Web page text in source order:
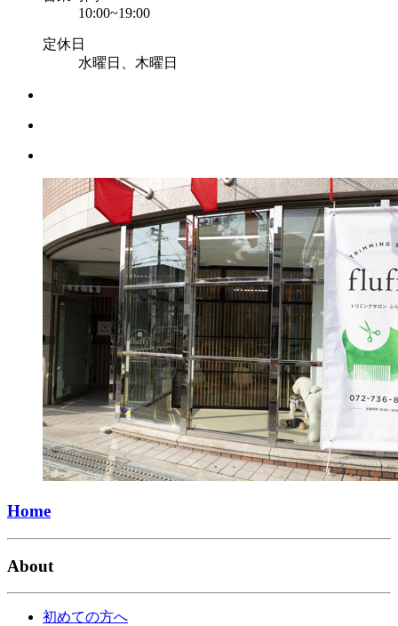
10:00~19:00
定休日
水曜日、木曜日
Home
About
初めての方へ